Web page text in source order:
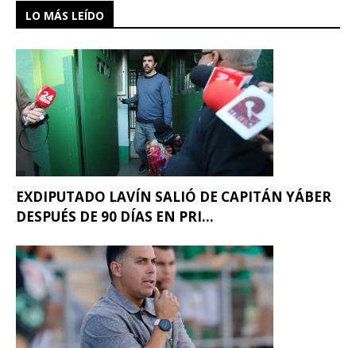
LO MÁS LEÍDO
EXDIPUTADO LAVÍN SALIÓ DE CAPITÁN YÁBER
DESPUÉS DE 90 DÍAS EN PRI...